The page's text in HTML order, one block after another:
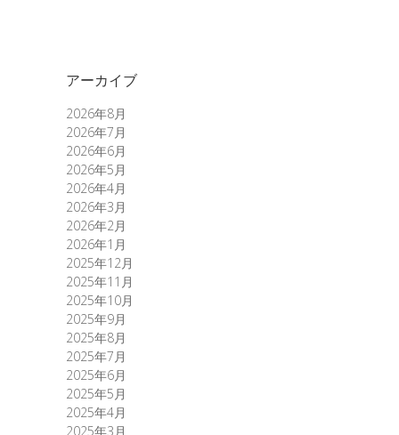
アーカイブ
2026年8月
2026年7月
2026年6月
2026年5月
2026年4月
2026年3月
2026年2月
2026年1月
2025年12月
2025年11月
2025年10月
2025年9月
2025年8月
2025年7月
2025年6月
2025年5月
2025年4月
2025年3月